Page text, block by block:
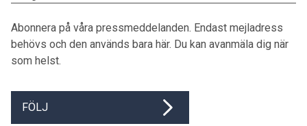
Abonnera på våra pressmeddelanden. Endast mejladress
behövs och den används bara här. Du kan avanmäla dig när
som helst.
FÖLJ